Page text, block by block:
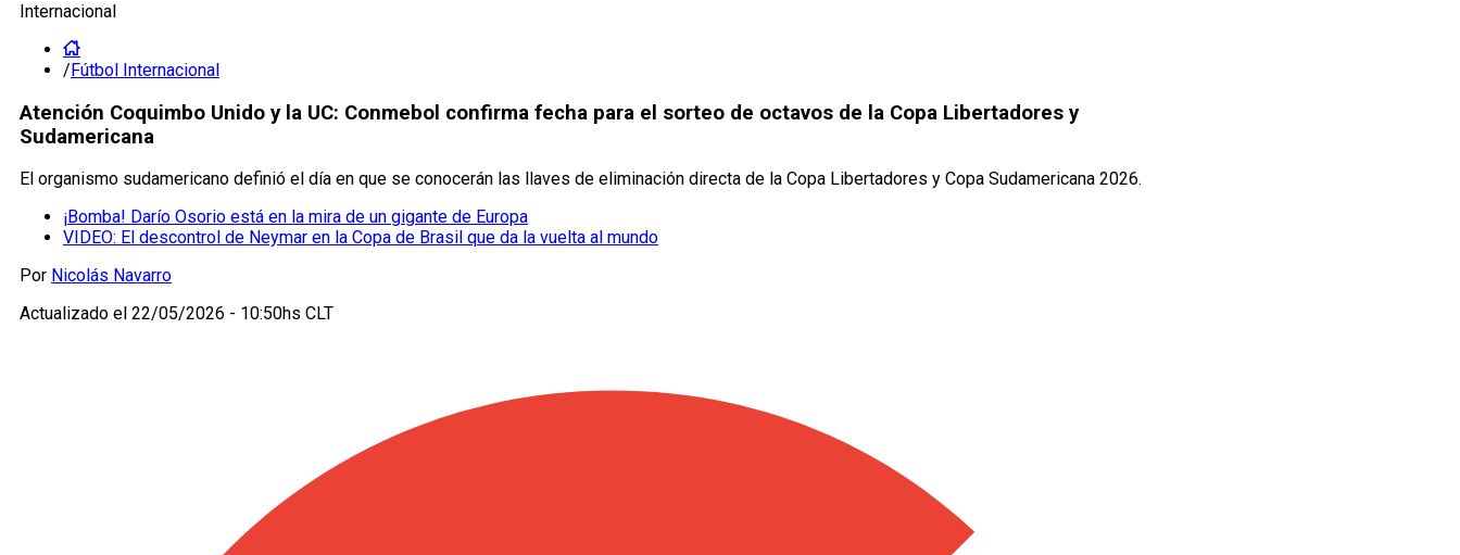
Internacional
/Fútbol Internacional
Atención Coquimbo Unido y la UC: Conmebol confirma fecha para el sorteo de octavos de la Copa Libertadores y
Sudamericana
El organismo sudamericano definió el día en que se conocerán las llaves de eliminación directa de la Copa Libertadores y Copa Sudamericana 2026.
¡Bomba! Darío Osorio está en la mira de un gigante de Europa
VIDEO: El descontrol de Neymar en la Copa de Brasil que da la vuelta al mundo
Por Nicolás Navarro
Actualizado el 22/05/2026 - 10:50hs CLT